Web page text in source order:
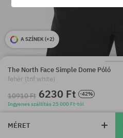
A SZÍNEK (+2)
The North Face Simple Dome Póló
fehér (tnf white)
10910 Ft 6230 Ft
-42%
Ingyenes szállítás 25 000 Ft-tól
MÉRET